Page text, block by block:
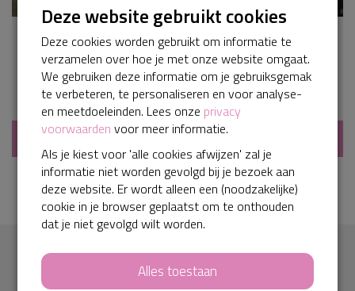
Stichting Jij Speelt de Hoofdrol zoekt
donateurs voor 2026
Steun jij het Borstkankersymposium 2026 en onze andere
activiteiten?Op 24 oktober organiseren we weer ons
jaarlijkse symposium. Een dag vol waardevolle workshops
over de late gevolgen van borstkanker, begeleid door
verrassing van onze mysteriegast!Om dit symposium – en
onze andere activiteiten in 2026 – toegankelijk te houden
voor (ex-)patiënten, hebben we jouw hulp nodig. Met jouw
donatie maken we een verschil voor iedereen die met deze
ziekte te maken krijgt.Draag jij bij aan een dag vol steun en
verbinding? Elke bijdrage telt.Doneer nu en help ons
helpen!Meer informatie vind je op
www.jijspeeltdehoofdrol.nl
Bekijk
Meld je aan voor de nieuwsbrief
Deze website gebruikt cookies
Deze cookies worden gebruikt om informatie te
verzamelen over hoe je met onze website omgaat.
We gebruiken deze informatie om je gebruiksgemak
te verbeteren, te personaliseren en voor analyse-
en meetdoeleinden. Lees onze privacy
voorwaarden voor meer informatie.
Als je kiest voor 'alle cookies afwijzen' zal je
informatie niet worden gevolgd bij je bezoek aan
deze website. Er wordt alleen een (noodzakelijke)
cookie in je browser geplaatst om te onthouden
dat je niet gevolgd wilt worden.
Alles toestaan